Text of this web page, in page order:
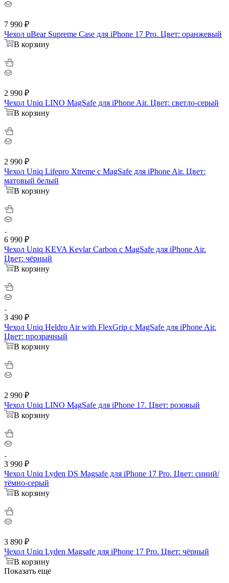
7 990 ₽
Чехол uBear Supreme Case для iPhone 17 Pro. Цвет: оранжевый
В корзину
2 990 ₽
Чехол Uniq LINO MagSafe для iPhone Air. Цвет: светло-серый
В корзину
2 990 ₽
Чехол Uniq Lifepro Xtreme с MagSafe для iPhone Air. Цвет:
матовый белый
В корзину
6 990 ₽
Чехол Uniq KEVA Kevlar Carbon с MagSafe для iPhone Air.
Цвет: чёрный
В корзину
3 490 ₽
Чехол Uniq Heldro Air with FlexGrip с MagSafe для iPhone Air.
Цвет: прозрачный
В корзину
2 990 ₽
Чехол Uniq LINO MagSafe для iPhone 17. Цвет: розовый
В корзину
3 990 ₽
Чехол Uniq Lyden DS Magsafe для iPhone 17 Pro. Цвет: синий/
тёмно-серый
В корзину
3 890 ₽
Чехол Uniq Lyden Magsafe для iPhone 17 Pro. Цвет: чёрный
В корзину
Показать еще